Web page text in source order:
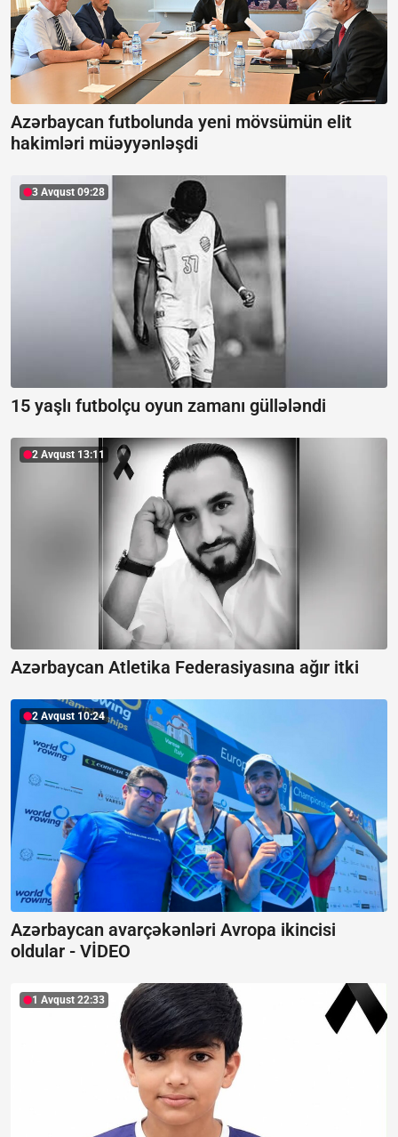
Azərbaycan futbolunda yeni mövsümün elit
hakimləri müəyyənləşdi
3 Avqust 09:28
15 yaşlı futbolçu oyun zamanı güllələndi
2 Avqust 13:11
Azərbaycan Atletika Federasiyasına ağır itki
2 Avqust 10:24
Azərbaycan avarçəkənləri Avropa ikincisi
oldular - VİDEO
1 Avqust 22:33